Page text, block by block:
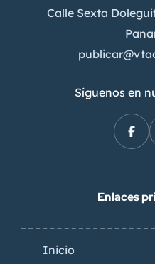
Calle Sexta
Síguenos en
Enlaces
Inicio